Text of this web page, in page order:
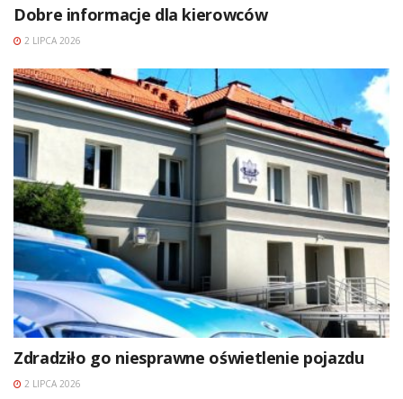
Dobre informacje dla kierowców
2 LIPCA 2026
Zdradziło go niesprawne oświetlenie pojazdu
2 LIPCA 2026